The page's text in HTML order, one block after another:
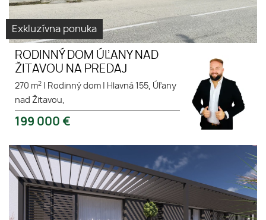
Exkluzívna ponuka
RODINNÝ DOM ÚĽANY NAD
ŽITAVOU NA PREDAJ
270 m2 Rodinný dom
Hlavná 155, Úľany
nad Žitavou,
199 000 €
NOVOSTAVBA - Rodinné domy
4 izb. v obci Gaboltov okr.
Bardejov
Rodinný dom
Novostavba
Gaboltov